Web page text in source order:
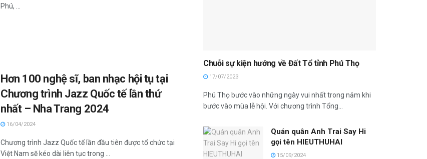
Phú, ...
Hơn 100 nghệ sĩ, ban nhạc hội tụ tại
Chương trình Jazz Quốc tế lần thứ
nhất – Nha Trang 2024
16/04/2024
Chương trình Jazz Quốc tế lần đầu tiên được tổ chức tại
Việt Nam sẽ kéo dài liên tục trong ...
Chuỗi sự kiện hướng về Đất Tổ tỉnh Phú Thọ
17/07/2023
Phú Thọ bước vào những ngày vui nhất trong năm khi
bước vào mùa lễ hội. Với chương trình Tổng...
Quán quân Anh Trai Say Hi
gọi tên HIEUTHUHAI
15/09/2024